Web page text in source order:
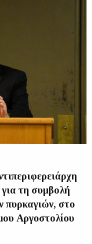
τη συμβολή
πυρκαγιών, στο
Αργοστολίου